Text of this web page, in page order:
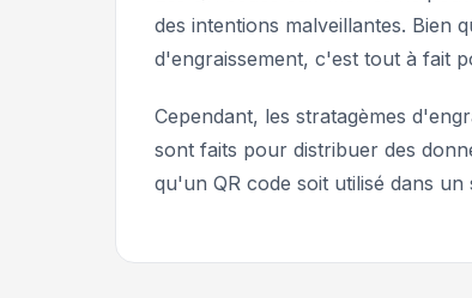
des intentions malveillantes. Bien
d'engraissement, c'est tout à fait
Cependant, les stratagèmes
sont faits pour distribuer des
qu'un QR code soit utilisé dans